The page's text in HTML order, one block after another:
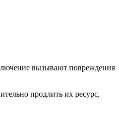
вызывают повреждения
продлить их ресурс,